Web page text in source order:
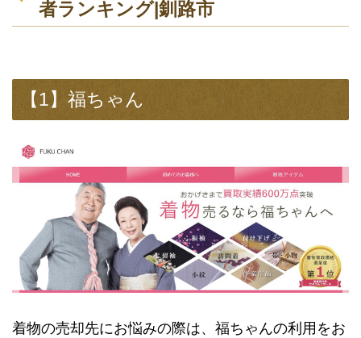
者ランキング|釧路市
【1】福ちゃん
着物の売却先にお悩みの際は、福ちゃんの利用をお